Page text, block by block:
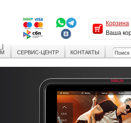
Корзина
Ваша
СЕРВИС-ЦЕНТР КОНТАКТЫ